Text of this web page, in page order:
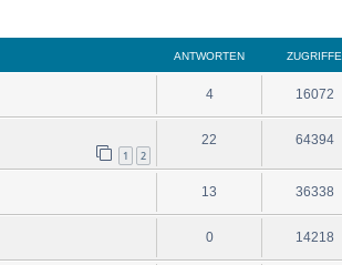
ANTWORTEN ZUGRIFFE
4 16072
1 2
22 64394
13 36338
0 14218